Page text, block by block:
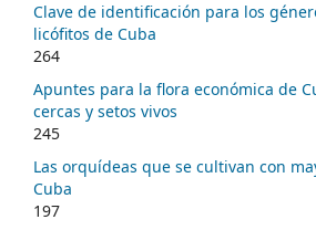
Clave de identificación para los
licófitos de Cuba
264
Apuntes para la flora económica de
cercas y setos vivos
245
Las orquídeas que se cultivan con
Cuba
197